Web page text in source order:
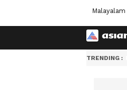
Malayalam
TRENDING :